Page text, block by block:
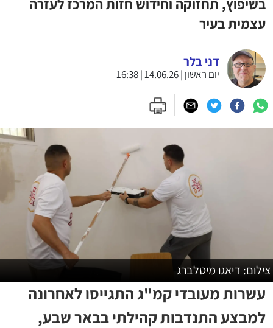
בשיפוץ, תחזוקה וחידוש חזות המרכז לעזרה
עצמית בעיר
דני בלר
יום ראשון | 14.06.26 | 16:38
צילום: דיאגו מיטלברג
עשרות מעובדי קמ"ג התגייסו לאחרונה
למבצע התנדבות קהילתי בבאר שבע,